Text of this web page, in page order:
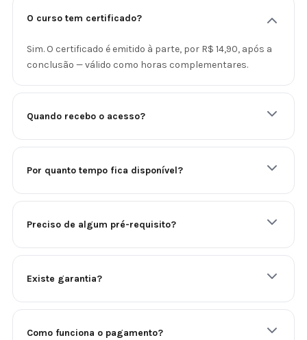
O curso tem certificado?
Sim. O certificado é emitido à parte, por R$ 14,90, após a
conclusão — válido como horas complementares.
Quando recebo o acesso?
Por quanto tempo fica disponível?
Preciso de algum pré-requisito?
Existe garantia?
Como funciona o pagamento?